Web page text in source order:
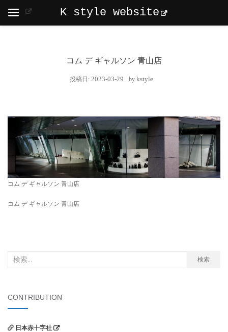
コム デ ギャルソン 青山店
投稿日: 2023-03-29 by kstyle
コム デ ギャルソン 青山店
コム デ ギャルソン 青山店
検索
CONTRIBUTION
日本赤十字社
K style website